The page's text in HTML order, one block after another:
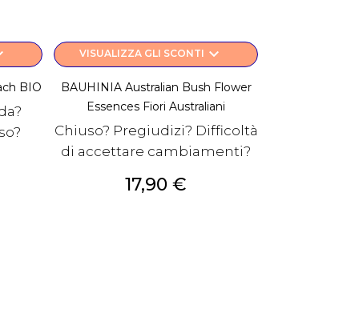
BIO
VISUALIZZA GLI SCONTI keyboard_arrow_down
BAUHINIA Australian Bush Flower
Essences Fiori Australiani
Chiuso? Pregiudizi? Difficoltà
di accettare cambiamenti?
Prezzo
17,90 €